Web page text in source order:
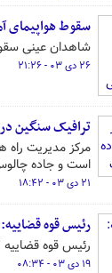
سقوط هواپیمای
شاهدان عینی
۲۶ دی ۰۳ - ۲۱:۲۶
ترافیک سنگین
مرکز مدیریت
است و جاده
۲۱ دی ۰۳ - ۱۸:۴۲
رئیس قوه
رئیس قوه
۱۹ دی ۰۳ - ۰۸:۳۴